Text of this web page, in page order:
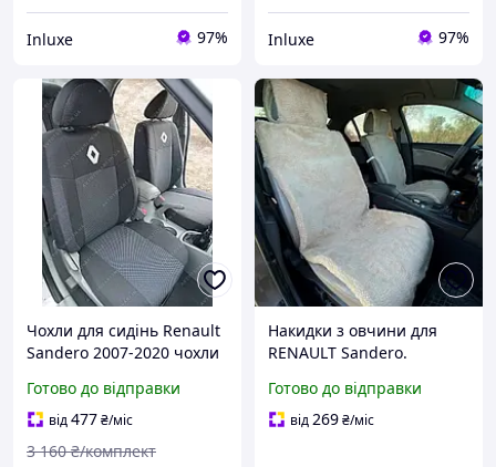
Inluxe 97% Inluxe 97%
Чохли для сидінь Renault
Sandero 2007-2020 чохли
авточохли Рено Сандеро
чохли Сандеро
Готово до відправки
від477₴/міс
3 160 ₴/комплект
Накидки з овчини для
RENAULT Sandero.
Сандеро MNA
Готово до відправки
від269₴/міс